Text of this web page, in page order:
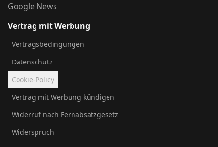
Google News
Vertrag mit Werbung
Vertragsbedingungen
Datenschutz
Cookie-Policy
Vertrag mit Werbung kündigen
Widerruf nach Fernabsatzgesetz
Widerspruch